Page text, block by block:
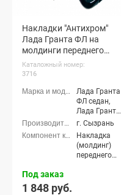
Накладки "Антихром"
Лада Гранта ФЛ на
молдинги переднего
бампера (черный лак)
Каталожный номер:
3716
Лада Гранта
ФЛ седан,
Лада Гранта
ФЛ хэтчбек,
Лада Гранта
ФЛ
универсал,
Лада Гранта
г. Сызрань
Накладка
(молдинг)
переднего
Под заказ
1 848 руб.